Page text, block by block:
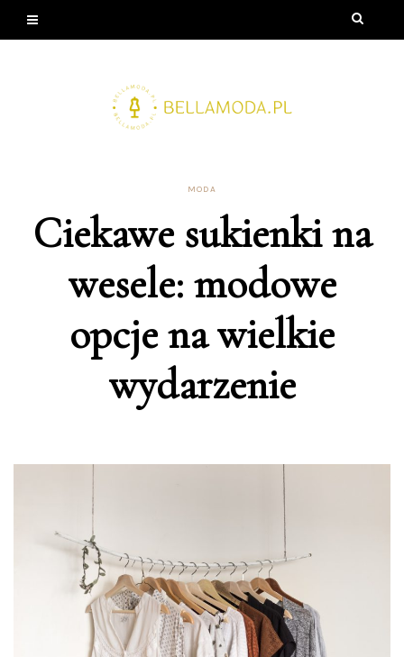
MODA
Ciekawe sukienki na
wesele: modowe
opcje na wielkie
wydarzenie